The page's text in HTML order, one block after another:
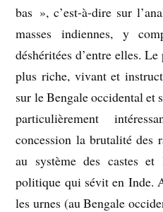
bas », c’est-à-dire sur
masses indiennes, y
déshéritées d’entre elles.
plus riche, vivant et
sur le Bengale occidental et
particulièrement
concession la brutalité des
au système des castes
politique qui sévit en Inde.
les urnes (au Bengale